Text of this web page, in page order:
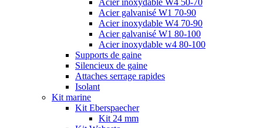
Acier inoxydable W4 50-70
Acier galvanisé W1 70-90
Acier inoxydable W4 70-90
Acier galvanisé W1 80-100
Acier inoxydable w4 80-100
Supports de gaine
Silencieux de gaine
Attaches serrage rapides
Isolant
Kit marine
Kit Eberspaecher
Kit 24 mm